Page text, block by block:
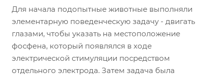
Для начала подопытные животные выполняли
элементарную поведенческую задачу - двигать
глазами, чтобы указать на местоположение
фосфена, который появлялся в ходе
электрической стимуляции посредством
отдельного электрода. Затем задача была